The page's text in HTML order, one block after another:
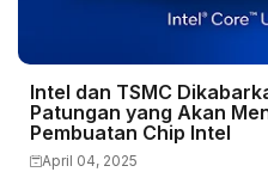
Intel dan TSMC
Patungan yang Akan
Pembuatan Chip Intel
April 04, 2025